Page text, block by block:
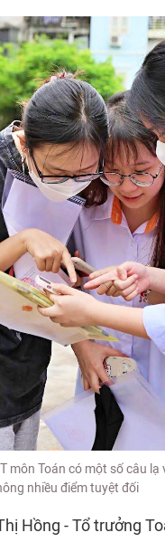
môn Toán có một số câu lạ
nhiều điểm tuyệt đối
Hồng - Tổ trưởng